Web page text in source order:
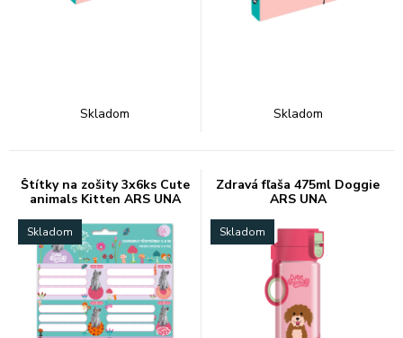
Skladom Skladom
Štítky na zošity 3x6ks Cute
animals Kitten ARS UNA
Skladom
Zdravá fľaša 475ml Doggie
ARS UNA
Skladom